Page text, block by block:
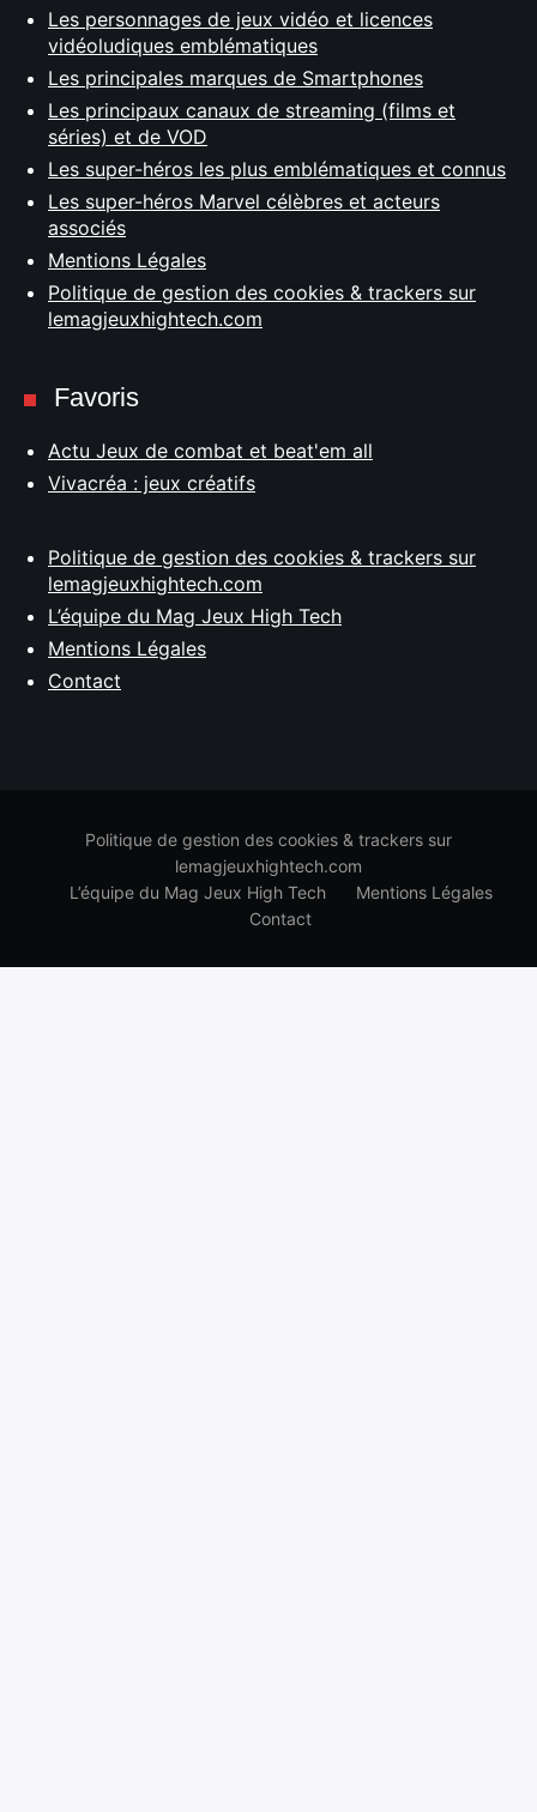
Les personnages de jeux vidéo et licences
vidéoludiques emblématiques
Les principales marques de Smartphones
Les principaux canaux de streaming (films et
séries) et de VOD
Les super-héros les plus emblématiques et connus
Les super-héros Marvel célèbres et acteurs
associés
Mentions Légales
Politique de gestion des cookies & trackers sur
lemagjeuxhightech.com
Favoris
Actu Jeux de combat et beat'em all
Vivacréa : jeux créatifs
Politique de gestion des cookies & trackers sur
lemagjeuxhightech.com
L’équipe du Mag Jeux High Tech
Mentions Légales
Contact
Politique de gestion des cookies & trackers sur
lemagjeuxhightech.com
L’équipe du Mag Jeux High Tech
Mentions Légales
Contact